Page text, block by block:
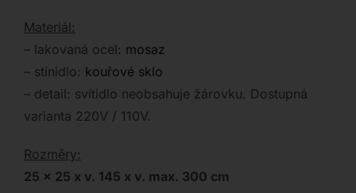
Materiál:
– lakovaná ocel: mosaz
– stínidlo: kouřové sklo
– detail: svítidlo neobsahuje žárovku. Dostupná
varianta 220V / 110V.
Rozměry:
25 x 25 x v. 145 x v. max. 300 cm